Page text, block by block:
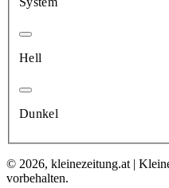
Hell
Dunkel
© 2026, kleinezeitung.at |
vorbehalten.